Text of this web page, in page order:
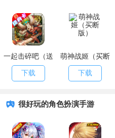
一起击碎吧（送
终身卡）
下载
萌神战姬（买断
版）
下载
很好玩的角色扮演手游